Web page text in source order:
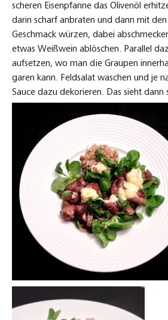
scheren Eisenpfanne das Olivenöl
darin scharf anbraten und dann mit
Geschmack würzen, dabei
etwas Weißwein ablöschen. Parallel
aufsetzen, wo man die Graupen
garen kann. Feldsalat waschen und je
Sauce dazu dekorieren. Das sieht dann